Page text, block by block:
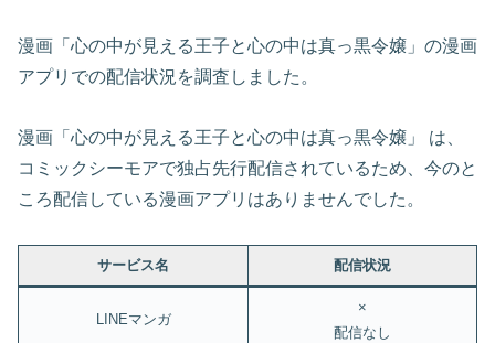
漫画「心の中が見える王子と心の中は真っ黒令嬢」の漫画
アプリでの配信状況を調査しました。
漫画「心の中が見える王子と心の中は真っ黒令嬢」 は、
コミックシーモアで独占先行配信されているため、今のと
ころ配信している漫画アプリはありませんでした。
サービス名 配信状況
LINEマンガ
×
配信なし